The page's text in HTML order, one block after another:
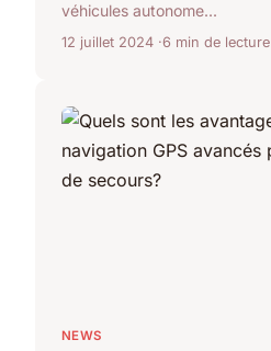
véhicules autonome...
12 juillet 2024 6 min de lecture
NEWS